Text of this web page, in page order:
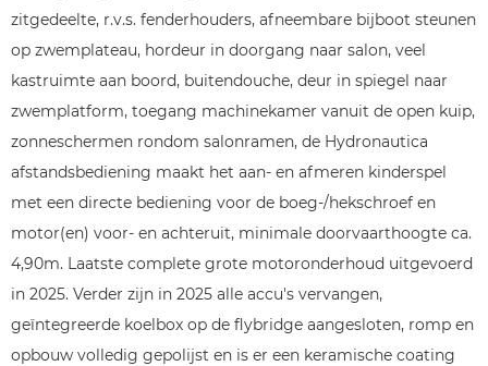
zitgedeelte, r.v.s. fenderhouders, afneembare bijboot steunen
op zwemplateau, hordeur in doorgang naar salon, veel
kastruimte aan boord, buitendouche, deur in spiegel naar
zwemplatform, toegang machinekamer vanuit de open kuip,
zonneschermen rondom salonramen, de Hydronautica
afstandsbediening maakt het aan- en afmeren kinderspel
met een directe bediening voor de boeg-/hekschroef en
motor(en) voor- en achteruit, minimale doorvaarthoogte ca.
4,90m. Laatste complete grote motoronderhoud uitgevoerd
in 2025. Verder zijn in 2025 alle accu's vervangen,
geïntegreerde koelbox op de flybridge aangesloten, romp en
opbouw volledig gepolijst en is er een keramische coating